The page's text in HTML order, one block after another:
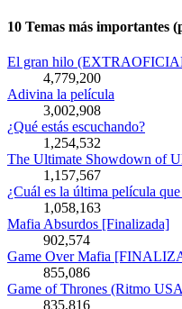
10 Temas más importantes
El gran hilo
4,779,200
Adivina la película
3,002,908
¿Qué estás escuchando?
1,254,532
The Ultimate Showdown of
1,157,567
¿Cuál es la última película
1,058,163
Mafia Absurdos [Finalizada]
902,574
Game Over Mafia
855,086
Game of Thrones (Ritmo
835,816